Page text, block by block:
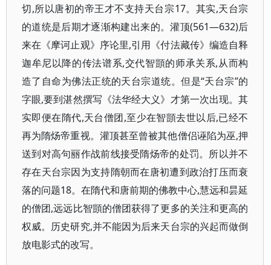
切,所以唐初的帝王才不支持天台宗17。其实,天台宗
的道统是后期才逐渐构建出来的。灌顶(561—632)后
来在《摩诃止观》序论里,引用《付法藏传》编造自释
迦牟尼以降的传法谱系,交代智顗的师承关系,从而构
造了自命为佛法正统的天台宗道统。但是“天台宗”的
字眼,要到湛然撰写《法华经大义》才第一次出现。其
实即便在隋代,天台僧团,至少在智顗去世以后,已经不
再为隋炀帝重视。灌顶甚至曾被其他僧侣诬陷为巫,押
送到对高句丽作战前线接受隋炀帝的处罚。所以并不
存在天台宗因为支持隋朝而在唐初遭到政治打压而衰
落的问题18。在隋代和唐前期的佛教中心,慧远和昙延
的僧团,远远比智顗的僧团获得了更多的关注和更高的
权威。历史研究,并不能因为后来天台宗的兴起而做倒
放电影式的改写。